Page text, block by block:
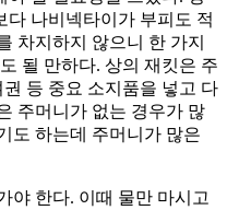
다 나비넥타이가 부피도 적
차지하지 않으니 한 가지
될 만하다. 상의 재킷은 주
등 중요 소지품을 넣고 다
주머니가 없는 경우가 많
도 하는데 주머니가 많은
야 한다. 이때 물만 마시고